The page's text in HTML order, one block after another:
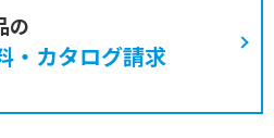
の
・カタログ請求